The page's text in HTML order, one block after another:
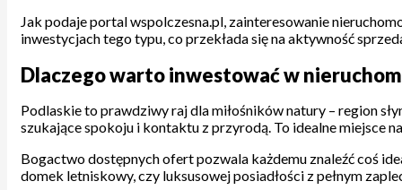
Jak podaje portal wspolczesna.pl, zainteresowanie
inwestycjach tego typu, co przekłada się na aktywność
Dlaczego warto inwestować w
Podlaskie to prawdziwy raj dla miłośników natury – region
szukające spokoju i kontaktu z przyrodą. To idealne miejsce
Bogactwo dostępnych ofert pozwala każdemu znaleźć coś
domek letniskowy, czy luksusowej posiadłości z pełnym